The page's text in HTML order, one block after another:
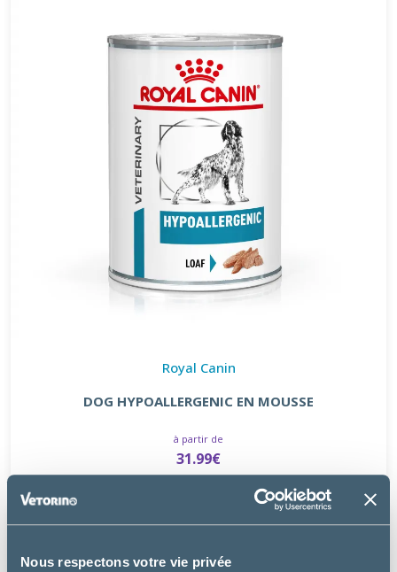
Nous respectons votre vie privée
Royal Canin
DOG HYPOALLERGENIC EN MOUSSE
à partir de
31.99€